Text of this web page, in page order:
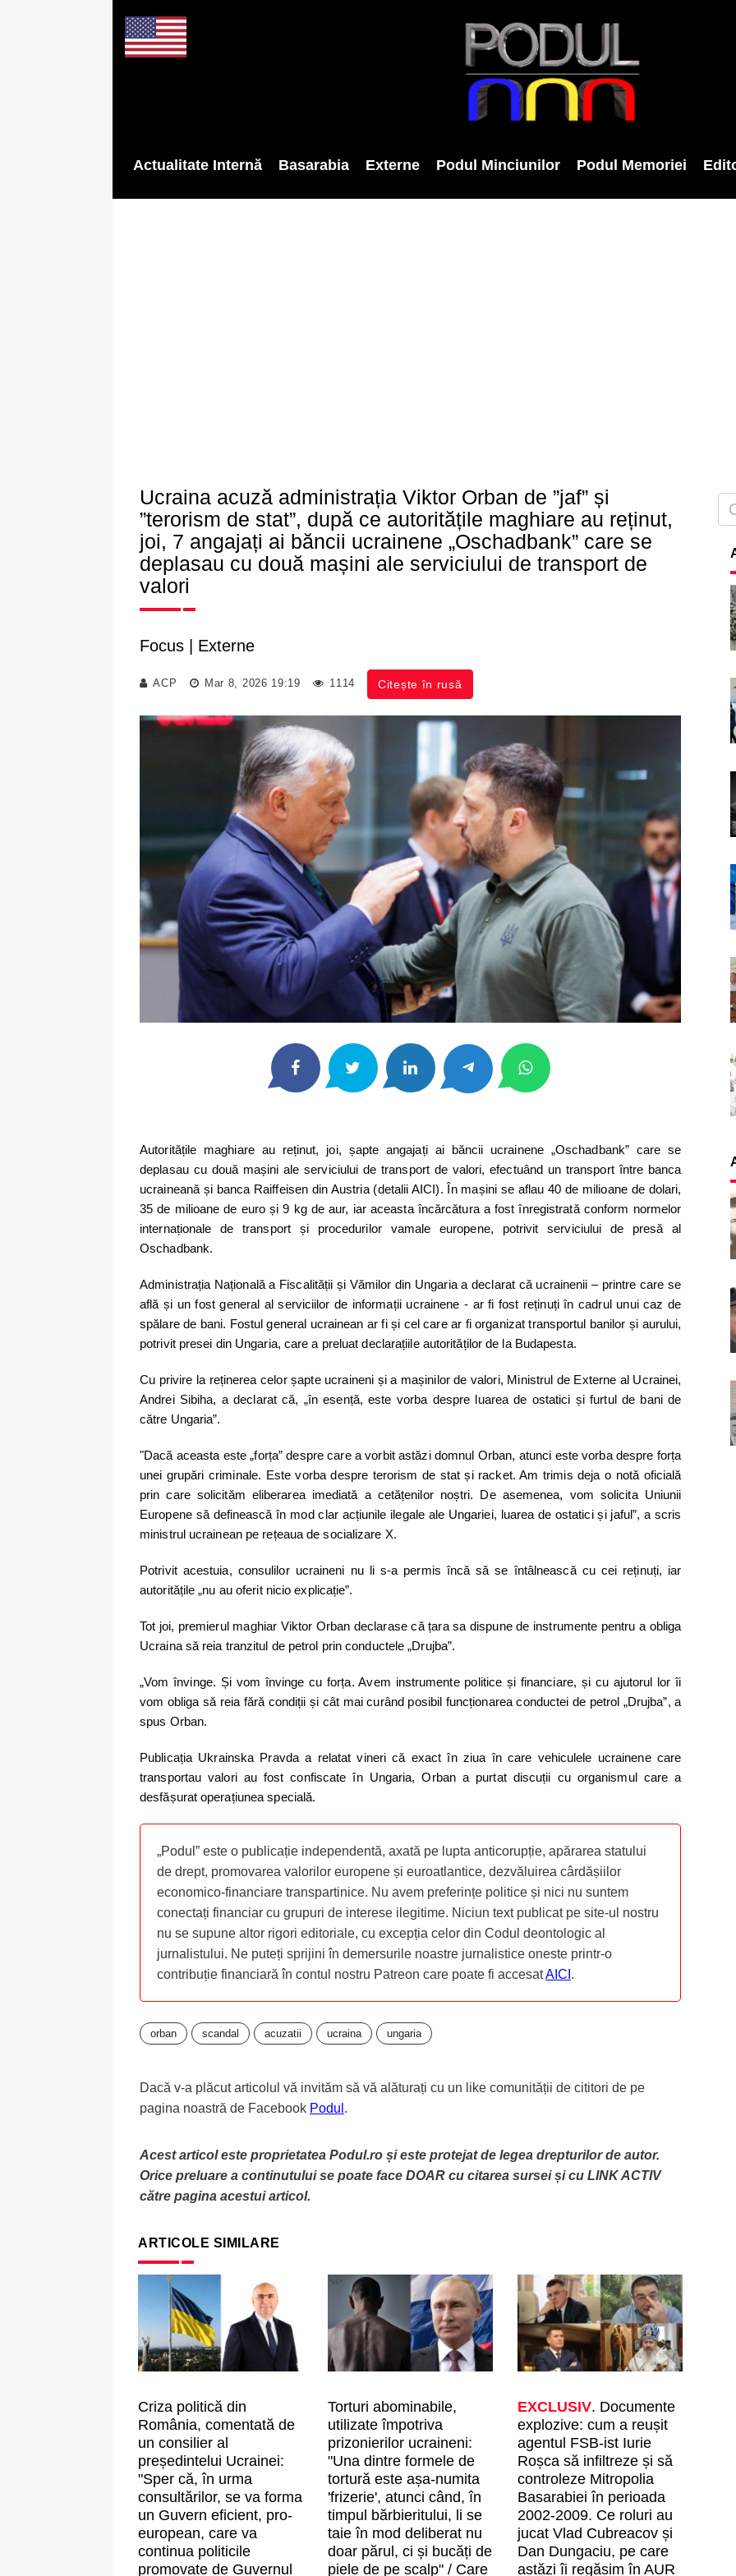
Actualitate Internă Basarabia Externe Podul Minciunilor Podul Memoriei
Ucraina acuză administrația Viktor Orban de ”jaf” și
”terorism de stat”, după ce autoritățile maghiare au reținut,
joi, 7 angajați ai băncii ucrainene „Oschadbank” care se
deplasau cu două mașini ale serviciului de transport de
valori
Focus Externe
ACP Mar 8, 2026 19:19 1114 Citește în rusă
Autoritățile maghiare au reținut, joi, șapte angajați ai băncii ucrainene „Oschadbank” care se
deplasau cu două mașini ale serviciului de transport de valori, efectuând un transport între banca
ucraineană și banca Raiffeisen din Austria (detalii AICI). În mașini se aflau 40 de milioane de dolari,
35 de milioane de euro și 9 kg de aur, iar aceasta încărcătura a fost înregistrată conform normelor
internaționale de transport și procedurilor vamale europene, potrivit serviciului de presă al
Oschadbank.
Administrația Națională a Fiscalității și Vămilor din Ungaria a declarat că ucrainenii – printre care se
află și un fost general al serviciilor de informații ucrainene - ar fi fost reținuți în cadrul unui caz de
spălare de bani. Fostul general ucrainean ar fi și cel care ar fi organizat transportul banilor și aurului,
potrivit presei din Ungaria, care a preluat declarațiile autorităților de la Budapesta.
Cu privire la reținerea celor șapte ucraineni și a mașinilor de valori, Ministrul de Externe al Ucrainei,
Andrei Sibiha, a declarat că, „în esență, este vorba despre luarea de ostatici și furtul de bani de
către Ungaria”.
"Dacă aceasta este „forța” despre care a vorbit astăzi domnul Orban, atunci este vorba despre forța
unei grupări criminale. Este vorba despre terorism de stat și racket. Am trimis deja o notă oficială
prin care solicităm eliberarea imediată a cetățenilor noștri. De asemenea, vom solicita Uniunii
Europene să definească în mod clar acțiunile ilegale ale Ungariei, luarea de ostatici și jaful”, a scris
ministrul ucrainean pe rețeaua de socializare X.
Potrivit acestuia, consulilor ucraineni nu li s-a permis încă să se întâlnească cu cei reținuți, iar
autoritățile „nu au oferit nicio explicație”.
Tot joi, premierul maghiar Viktor Orban declarase că țara sa dispune de instrumente pentru a obliga
Ucraina să reia tranzitul de petrol prin conductele „Drujba”.
„Vom învinge. Și vom învinge cu forța. Avem instrumente politice și financiare, și cu ajutorul lor îi
vom obliga să reia fără condiții și cât mai curând posibil funcționarea conductei de petrol „Drujba”, a
spus Orban.
Publicația Ukrainska Pravda a relatat vineri că exact în ziua în care vehiculele ucrainene care
transportau valori au fost confiscate în Ungaria, Orban a purtat discuții cu organismul care a
desfășurat operațiunea specială.
„Podul” este o publicație independentă, axată pe lupta anticorupție, apărarea statului
de drept, promovarea valorilor europene și euroatlantice, dezvăluirea cârdășiilor
economico-financiare transpartinice. Nu avem preferințe politice și nici nu suntem
conectați financiar cu grupuri de interese ilegitime. Niciun text publicat pe site-ul nostru
nu se supune altor rigori editoriale, cu excepția celor din Codul deontologic al
jurnalistului. Ne puteți sprijini în demersurile noastre jurnalistice oneste printr-o
contribuție financiară în contul nostru Patreon care poate fi accesatAICI .
orban scandal acuzatii ucraina ungaria
Dacă v-a plăcut articolul vă invităm să vă alăturați cu un like comunității de cititori de pe
pagina noastră de Facebook Podul .
Acest articol este proprietatea Podul.ro și este protejat de legea drepturilor de autor.
Orice preluare a continutului se poate face DOAR cu citarea sursei și cu LINK ACTIV
către pagina acestui articol.
ARTICOLE SIMILARE
Criza politică din
România, comentată de
un consilier al
președintelui Ucrainei:
"Sper că, în urma
consultărilor, se va forma
un Guvern eficient, pro-
european, care va
continua politicile
promovate de Guvernul
Torturi abominabile,
utilizate împotriva
prizonierilor ucraineni:
"Una dintre formele de
tortură este așa-numita
'frizerie', atunci când, în
timpul bărbieritului, li se
taie în mod deliberat nu
doar părul, ci și bucăți de
piele de pe scalp" / Care
EXCLUSIV. Documente
explozive: cum a reușit
agentul FSB-ist Iurie
Roșca să infiltreze și să
controleze Mitropolia
Basarabiei în perioada
2002-2009. Ce roluri au
jucat Vlad Cubreacov și
Dan Dungaciu, pe care
astăzi îi regăsim în AUR